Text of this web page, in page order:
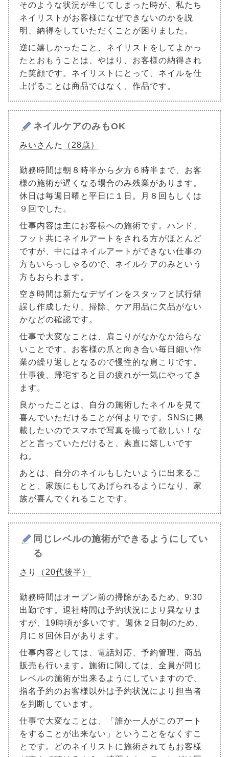
そのような状況が生じてしまった時が、私たち
ネイリストがお客様になぜできないのかを説
明、納得をしていただくことが困りました。
逆に嬉しかったこと、ネイリストをしてよかっ
たとおもうことは、やはり、お客様の納得され
た笑顔です。ネイリストにとって、ネイルを仕
上げることは商品ではなく、作品です。
ネイルケアのみもOK
みいさんた（28歳）
勤務時間は朝８時半から夕方６時半まで、お客
様の施術が遅くなる場合のみ残業があります。
休日は毎週日曜と平日に１日。月８回もしくは
９回でした。
仕事内容は主にお客様への施術です。ハンド、
フット共にネイルアートをされる方がほとんど
ですが、中にはネイルアートができない仕事の
方もいらっしゃるので、ネイルケアのみという
方もおられます。
空き時間は新たなデザインをスタッフと試行錯
誤し作成したり、掃除、ケア用品に欠品がない
かなどの確認です。
仕事で大変なことは、肩こりがなかなか治らな
いことです。お客様の爪と向き合い毎日細い作
業の繰り返しとなるので慢性的な肩こりです。
仕事後、帰宅すると目の疲れが一気にやってき
ます。
良かったことは、自分の施術したネイルを見て
喜んでいただけることが何よりです。SNSに掲
載したいのでスマホで写真を撮って欲しい！な
どと言っていただけると、素直に嬉しいです
ね。
あとは、自分のネイルもしたいように出来るこ
とと、家族にもしてあげられるようになり、家
族が喜んでくれることです。
同じレベルの施術ができるようにしてい
る
さり（20代後半）
勤務時間はオープン前の掃除があるため、9:30
出勤です。退社時間は予約状況により異なりま
すが、19時頃が多いです。週休２日制のため、
月に８回休日があります。
仕事内容としては、電話対応、予約管理、商品
販売も行います。施術に関しては、全員が同じ
レベルの施術が出来るようにしていますので、
指名予約のお客様以外は予約状況により担当者
を判断しています。
仕事で大変なことは、「誰か一人がこのアート
をすることが出来ない」ということをなくすこ
とです。どのネイリストに施術されてもお客様